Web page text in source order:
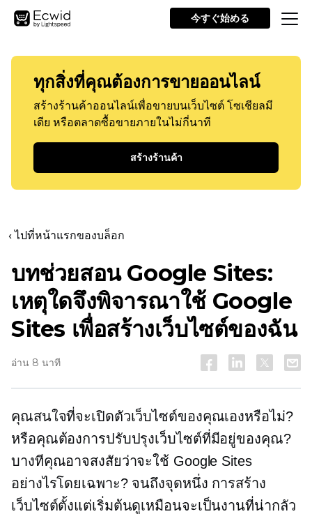
今すぐ始める
ทุกสิ่งที่คุณต้องการขายออนไลน์
สร้างร้านค้าออนไลน์เพื่อขายบนเว็บไซต์ โซเชียลมี
เดีย หรือตลาดซื้อขายภายในไม่กี่นาที
สร้างร้านค้า
‹ ไปที่หน้าแรกของบล็อก
บทช่วยสอน Google Sites:
เหตุใดจึงพิจารณาใช้ Google
Sites เพื่อสร้างเว็บไซต์ของฉัน
อ่าน 8 นาที
คุณสนใจที่จะเปิดตัวเว็บไซต์ของคุณเองหรือไม่?
หรือคุณต้องการปรับปรุงเว็บไซต์ที่มีอยู่ของคุณ?
บางทีคุณอาจสงสัยว่าจะใช้ Google Sites
อย่างไรโดยเฉพาะ? จนถึงจุดหนึ่ง การสร้าง
เว็บไซต์ตั้งแต่เริ่มต้นดูเหมือนจะเป็นงานที่น่ากลัว